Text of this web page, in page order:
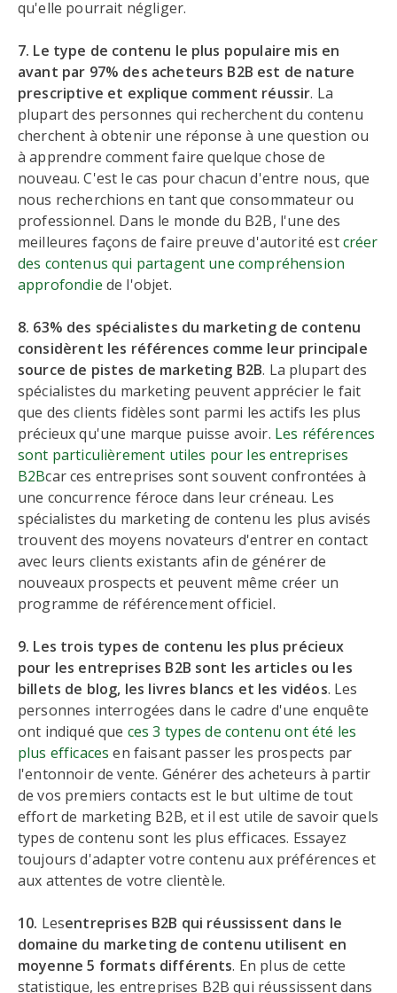
qu'elle pourrait négliger.
7. Le type de contenu le plus populaire mis en
avant par 97% des acheteurs B2B est de nature
prescriptive et explique comment réussir. La
plupart des personnes qui recherchent du contenu
cherchent à obtenir une réponse à une question ou
à apprendre comment faire quelque chose de
nouveau. C'est le cas pour chacun d'entre nous, que
nous recherchions en tant que consommateur ou
professionnel. Dans le monde du B2B, l'une des
meilleures façons de faire preuve d'autorité estcréer
des contenus qui partagent une compréhension
approfondie de l'objet.
8. 63% des spécialistes du marketing de contenu
considèrent les références comme leur principale
source de pistes de marketing B2B. La plupart des
spécialistes du marketing peuvent apprécier le fait
que des clients fidèles sont parmi les actifs les plus
précieux qu'une marque puisse avoir. Les références
sont particulièrement utiles pour les entreprises
B2Bcar ces entreprises sont souvent confrontées à
une concurrence féroce dans leur créneau. Les
spécialistes du marketing de contenu les plus avisés
trouvent des moyens novateurs d'entrer en contact
avec leurs clients existants afin de générer de
nouveaux prospects et peuvent même créer un
programme de référencement officiel.
9. Les trois types de contenu les plus précieux
pour les entreprises B2B sont les articles ou les
billets de blog, les livres blancs et les vidéos. Les
personnes interrogées dans le cadre d'une enquête
ont indiqué que ces 3 types de contenu ont été les
plus efficaces en faisant passer les prospects par
l'entonnoir de vente. Générer des acheteurs à partir
de vos premiers contacts est le but ultime de tout
effort de marketing B2B, et il est utile de savoir quels
types de contenu sont les plus efficaces. Essayez
toujours d'adapter votre contenu aux préférences et
aux attentes de votre clientèle.
10. Lesentreprises B2B qui réussissent dans le
domaine du marketing de contenu utilisent en
moyenne 5 formats différents. En plus de cette
statistique, les entreprises B2B qui réussissent dans